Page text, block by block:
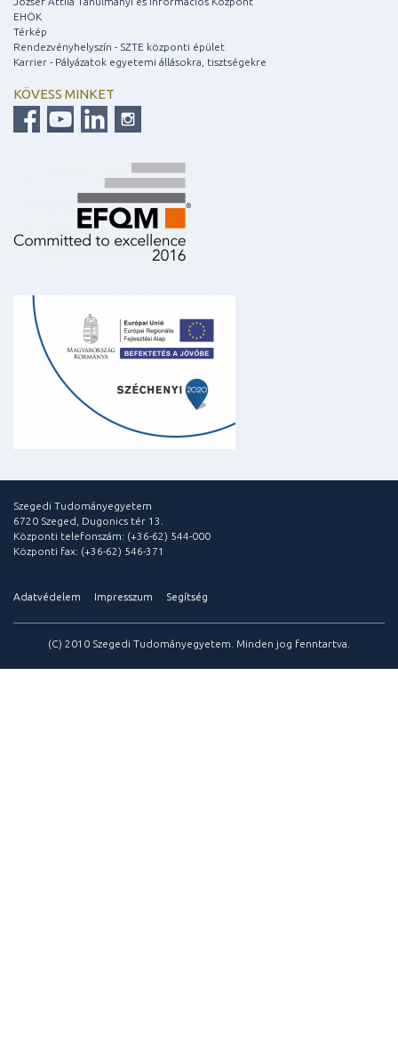
EHÖK
Térkép
Rendezvényhelyszín - SZTE központi épület
Karrier - Pályázatok egyetemi állásokra, tisztségekre
KÖVESS MINKET
Szegedi Tudományegyetem
6720 Szeged, Dugonics tér 13.
Központi telefonszám: (+36-62) 544-000
Központi fax: (+36-62) 546-371
Adatvédelem Impresszum Segítség
(C) 2010 Szegedi Tudományegyetem. Minden jog fenntartva.